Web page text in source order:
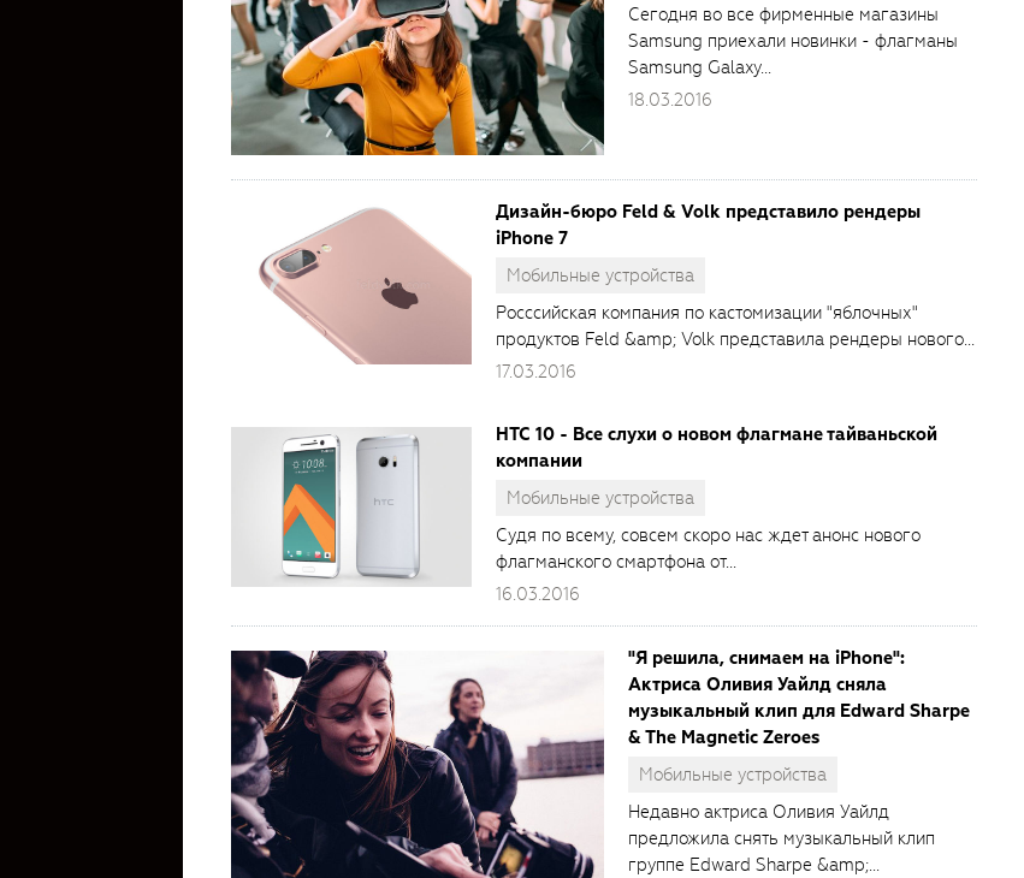
Сегодня во все фирменные магазины
Samsung приехали новинки - флагманы
Samsung Galaxy...
18.03.2016
Дизайн-бюро Feld & Volk представило рендеры
iPhone 7
Мобильные устройства
Росссийская компания по кастомизации "яблочных"
продуктов Feld &amp; Volk представила рендеры нового...
17.03.2016
HTC 10 - Все слухи о новом флагмане тайваньской
компании
Мобильные устройства
Судя по всему, совсем скоро нас ждет анонс нового
флагманского смартфона от...
16.03.2016
"Я решила, снимаем на iPhone":
Актриса Оливия Уайлд сняла
музыкальный клип для Edward Sharpe
& The Magnetic Zeroes
Мобильные устройства
Недавно актриса Оливия Уайлд
предложила снять музыкальный клип
группе Edward Sharpe &amp;...